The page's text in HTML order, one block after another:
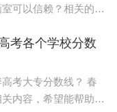
可以信赖？相关的问
考各个学校分数
考大专分数线？ 春
内容，希望能帮助到